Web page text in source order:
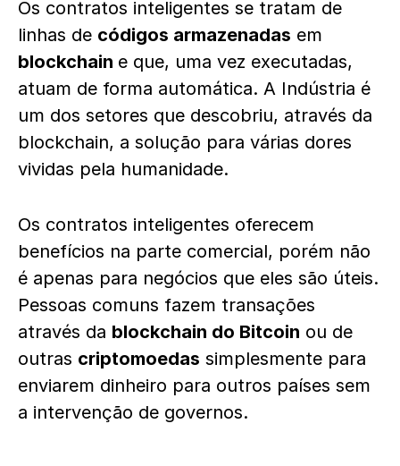
Os contratos inteligentes se tratam de
linhas de códigos armazenadas em
blockchain e que, uma vez executadas,
atuam de forma automática. A Indústria é
um dos setores que descobriu, através da
blockchain, a solução para várias dores
vividas pela humanidade.
Os contratos inteligentes oferecem
benefícios na parte comercial, porém não
é apenas para negócios que eles são úteis.
Pessoas comuns fazem transações
através da blockchain do Bitcoin ou de
outras criptomoedas simplesmente para
enviarem dinheiro para outros países sem
a intervenção de governos.